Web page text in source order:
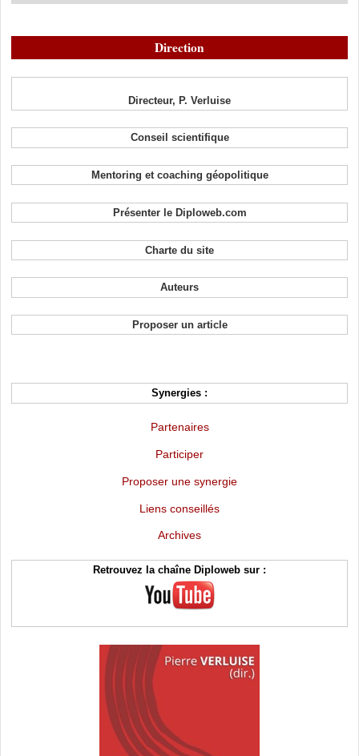
Direction
Directeur, P. Verluise
Conseil scientifique
Mentoring et coaching géopolitique
Présenter le Diploweb.com
Charte du site
Auteurs
Proposer un article
Synergies :
Partenaires
Participer
Proposer une synergie
Liens conseillés
Archives
Retrouvez la chaîne Diploweb sur :